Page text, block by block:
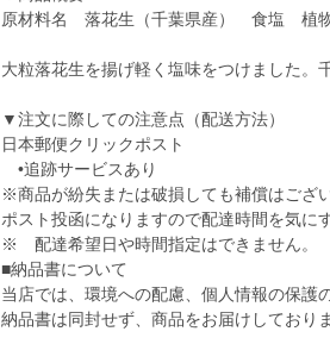
原材料名 落花生（千葉県産） 食塩 植
大粒落花生を揚げ軽く塩味をつけました
▼注文に際しての注意点（配送方法）
日本郵便クリックポスト
•追跡サービスあり
※商品が紛失または破損しても補償はござ
ポスト投函になりますので配達時間を気に
※ 配達希望日や時間指定はできません。
■納品書について
当店では、環境への配慮、個人情報の保護
納品書は同封せず、商品をお届けしておりま